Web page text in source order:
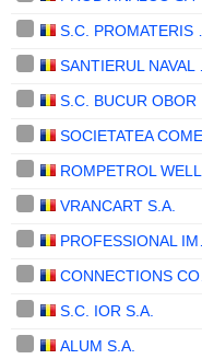
VRANCART S.A.
S.C. IOR S.A.
ALUM S.A.